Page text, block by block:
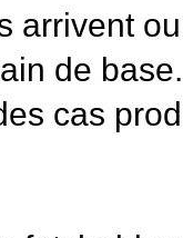
arrivent
de base.
cas